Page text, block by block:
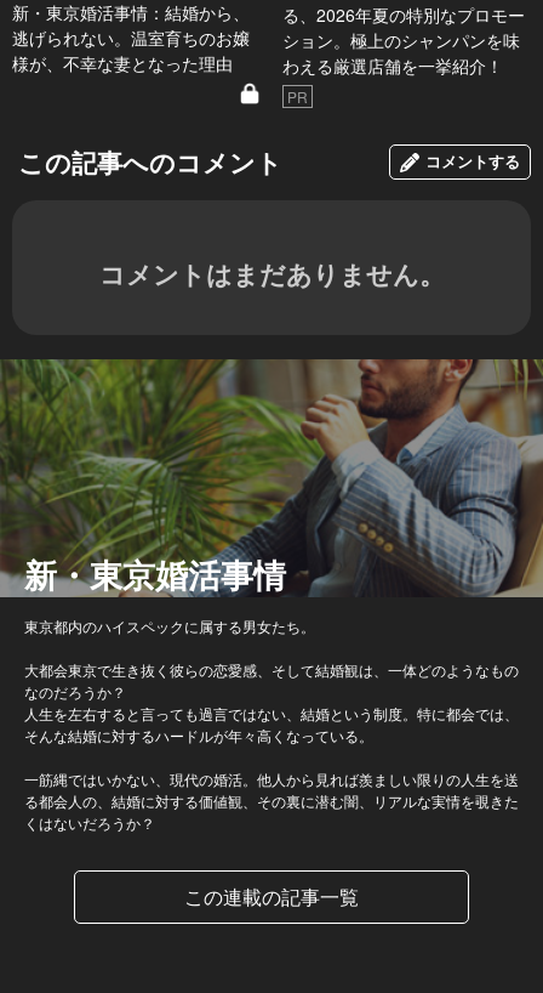
新・東京婚活事情：結婚から、
逃げられない。温室育ちのお嬢
様が、不幸な妻となった理由
る、2026年夏の特別なプロモー
ション。極上のシャンパンを味
わえる厳選店舗を一挙紹介！
PR
この記事へのコメント コメントする
コメントはまだありません。
新・東京婚活事情
東京都内のハイスペックに属する男女たち。
大都会東京で生き抜く彼らの恋愛感、そして結婚観は、一体どのようなもの
なのだろうか？
人生を左右すると言っても過言ではない、結婚という制度。特に都会では、
そんな結婚に対するハードルが年々高くなっている。
一筋縄ではいかない、現代の婚活。他人から見れば羨ましい限りの人生を送
る都会人の、結婚に対する価値観、その裏に潜む闇、リアルな実情を覗きた
くはないだろうか？
この連載の記事一覧